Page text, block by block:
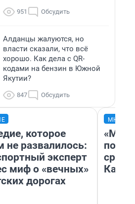
951 Обсудить
Алданцы жалуются, но
власти сказали, что всё
хорошо. Как дела с QR-
кодами на бензин в Южной
Якутии?
847 Обсудить
которое
не развалилось:
эксперт
миф о «вечных»
дорогах